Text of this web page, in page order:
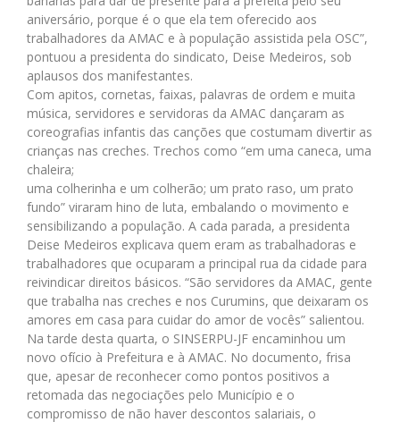
aniversário, porque é o que ela tem oferecido aos
trabalhadores da AMAC e à população assistida pela OSC”,
pontuou a presidenta do sindicato, Deise Medeiros, sob
aplausos dos manifestantes.
Com apitos, cornetas, faixas, palavras de ordem e muita
música, servidores e servidoras da AMAC dançaram as
coreografias infantis das canções que costumam divertir as
crianças nas creches. Trechos como “em uma caneca, uma
chaleira;
uma colherinha e um colherão; um prato raso, um prato
fundo” viraram hino de luta, embalando o movimento e
sensibilizando a população. A cada parada, a presidenta
Deise Medeiros explicava quem eram as trabalhadoras e
trabalhadores que ocuparam a principal rua da cidade para
reivindicar direitos básicos. “São servidores da AMAC, gente
que trabalha nas creches e nos Curumins, que deixaram os
amores em casa para cuidar do amor de vocês” salientou.
Na tarde desta quarta, o SINSERPU-JF encaminhou um
novo ofício à Prefeitura e à AMAC. No documento, frisa
que, apesar de reconhecer como pontos positivos a
retomada das negociações pelo Município e o
compromisso de não haver descontos salariais, o